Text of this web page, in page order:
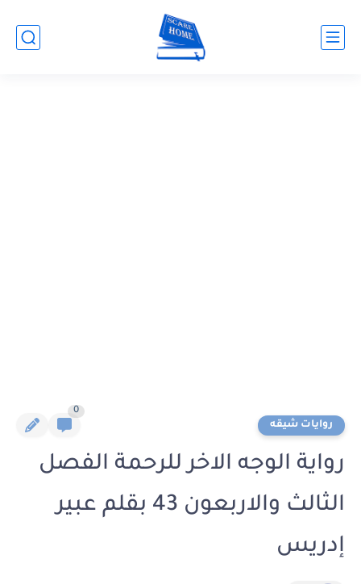
روايات شيقه
0
رواية الوجه الاخر للرحمة الفصل
الثالث والاربعون 43 بقلم عبير
إدريس